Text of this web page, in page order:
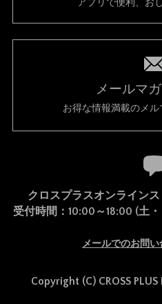
メールマ
お得な情報満載のメル
クロスプラスオンライン
受付時間：10:00～18:00 (土
メールでのお問
Copyright (C) CROSS